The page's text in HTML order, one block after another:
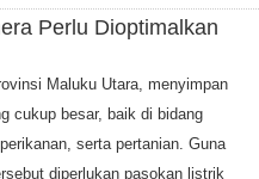
Perlu Dioptimalkan
Maluku Utara, menyimpan
cukup besar, baik di bidang
serta pertanian. Guna
diperlukan pasokan listrik